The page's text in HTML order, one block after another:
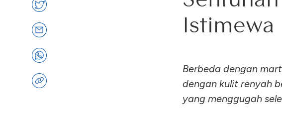
Istimewa
Berbeda dengan
dengan kulit renyah
yang menggugah